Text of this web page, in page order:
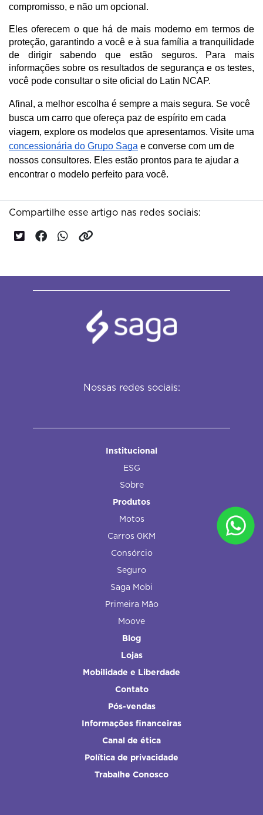
compromisso, e não um opcional.
Eles oferecem o que há de mais moderno em termos de
proteção, garantindo a você e à sua família a tranquilidade
de dirigir sabendo que estão seguros. Para mais
informações sobre os resultados de segurança e os testes,
você pode consultar o site oficial do Latin NCAP.
Afinal, a melhor escolha é sempre a mais segura. Se você
busca um carro que ofereça paz de espírito em cada
viagem, explore os modelos que apresentamos. Visite uma
concessionária do Grupo Saga e converse com um de
nossos consultores. Eles estão prontos para te ajudar a
encontrar o modelo perfeito para você.
Compartilhe esse artigo nas redes sociais:
Nossas redes sociais:
Institucional
ESG
Sobre
Produtos
Motos
Carros 0KM
Consórcio
Seguro
Saga Mobi
Primeira Mão
Moove
Blog
Lojas
Mobilidade e Liberdade
Contato
Pós-vendas
Informações financeiras
Canal de ética
Política de privacidade
Trabalhe Conosco